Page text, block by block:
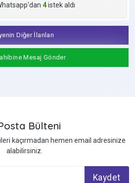
4istek aldı
Diğer İlanları
Mesaj Gönder
Bülteni
kaçırmadan hemen email adresinize
alabilirsiniz.
Kaydet